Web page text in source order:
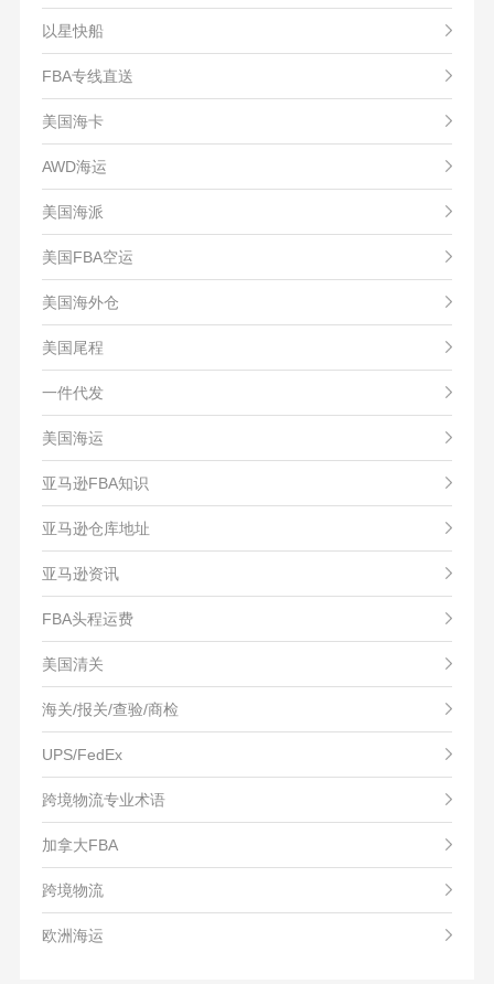
以星快船
FBA专线直送
美国海卡
AWD海运
美国海派
美国FBA空运
美国海外仓
美国尾程
一件代发
美国海运
亚马逊FBA知识
亚马逊仓库地址
亚马逊资讯
FBA头程运费
美国清关
海关/报关/查验/商检
UPS/FedEx
跨境物流专业术语
加拿大FBA
跨境物流
欧洲海运